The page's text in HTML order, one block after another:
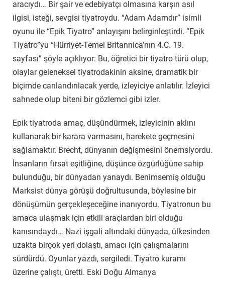
aracıydı… Bir şair ve edebiyatçı olmasına karşın asıl
ilgisi, isteği, sevgisi tiyatroydu. “Adam Adamdır” isimli
oyunu ile “Epik Tiyatro” anlayışını belirginleştirdi. “Epik
Tiyatro”yu “Hürriyet-Temel Britannica’nın 4.C. 19.
sayfası” şöyle açıklıyor: Bu, öğretici bir tiyatro türü olup,
olaylar geleneksel tiyatrodakinin aksine, dramatik bir
biçimde canlandırılacak yerde, izleyiciye anlatılır. İzleyici
sahnede olup biteni bir gözlemci gibi izler.
Epik tiyatroda amaç, düşündürmek, izleyicinin aklını
kullanarak bir karara varmasını, harekete geçmesini
sağlamaktır. Brecht, dünyanın değişmesini önemsiyordu.
İnsanların fırsat eşitliğine, düşünce özgürlüğüne sahip
bulunduğu, bir dünyadan yanaydı. Benimsemiş olduğu
Marksist dünya görüşü doğrultusunda, böylesine bir
dönüşümün gerçekleşeceğine inanıyordu. Tiyatronun bu
amaca ulaşmak için etkili araçlardan biri olduğu
kanısındaydı… Nazi işgali altındaki dünyada, ülkesinden
uzakta birçok yeri dolaştı, amacı için çalışmalarını
sürdürdü. Oyunlar yazdı, sergiledi. Tiyatro kuramı
üzerine çalıştı, üretti. Eski Doğu Almanya